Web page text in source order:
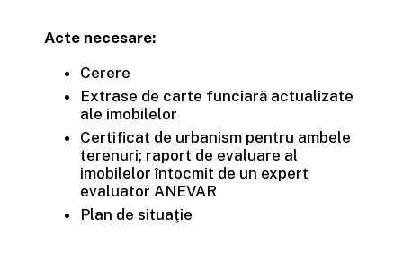
Acte necesare:
Cerere
Extrase de carte funciară actualizate
ale imobilelor
Certificat de urbanism pentru ambele
terenuri; raport de evaluare al
imobilelor întocmit de un expert
evaluator ANEVAR
Plan de situaţie